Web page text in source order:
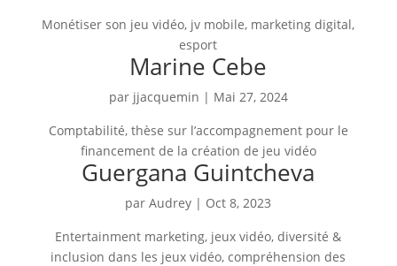
Monétiser son jeu vidéo, jv mobile, marketing digital,
esport
Marine Cebe
par jjacquemin | Mai 27, 2024
Comptabilité, thèse sur l’accompagnement pour le
financement de la création de jeu vidéo
Guergana Guintcheva
parAudrey | Oct 8, 2023
Entertainment marketing, jeux vidéo, diversité &
inclusion dans les jeux vidéo, compréhension des